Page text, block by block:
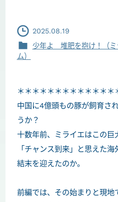
2025.08.19
少年よ 堆肥を抱け！（ミ
ム）
＊＊＊＊＊＊＊＊＊＊＊＊＊
中国に4億頭もの豚が飼育さ
うか？
十数年前、ミライエはこの巨
「チャンス到来」と思えた
結末を迎えたのか。
前編では、その始まりと現地